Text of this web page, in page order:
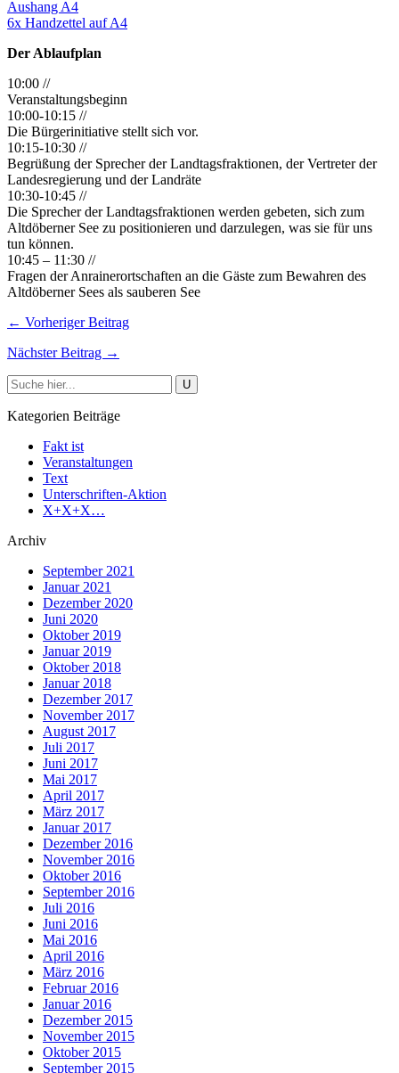
Aushang A4
6x Handzettel auf A4
Der Ablaufplan
10:00 //
Veranstaltungsbeginn
10:00-10:15 //
Die Bürgerinitiative stellt sich vor.
10:15-10:30 //
Begrüßung der Sprecher der Landtagsfraktionen, der Vertreter der
Landesregierung und der Landräte
10:30-10:45 //
Die Sprecher der Landtagsfraktionen werden gebeten, sich zum
Altdöberner See zu positionieren und darzulegen, was sie für uns
tun können.
10:45 – 11:30 //
Fragen der Anrainerortschaften an die Gäste zum Bewahren des
Altdöberner Sees als sauberen See
← Vorheriger Beitrag
Nächster Beitrag →
Kategorien Beiträge
Fakt ist
Veranstaltungen
Text
Unterschriften-Aktion
X+X+X…
Archiv
September 2021
Januar 2021
Dezember 2020
Juni 2020
Oktober 2019
Januar 2019
Oktober 2018
Januar 2018
Dezember 2017
November 2017
August 2017
Juli 2017
Juni 2017
Mai 2017
April 2017
März 2017
Januar 2017
Dezember 2016
November 2016
Oktober 2016
September 2016
Juli 2016
Juni 2016
Mai 2016
April 2016
März 2016
Februar 2016
Januar 2016
Dezember 2015
November 2015
Oktober 2015
September 2015